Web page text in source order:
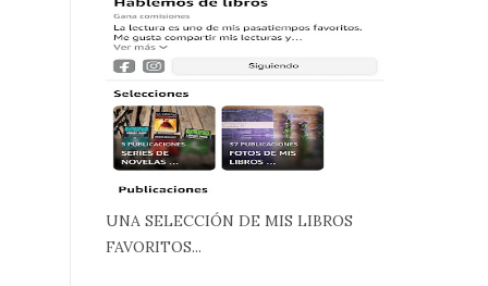
UNA SELECCIÓN DE MIS LIBROS
FAVORITOS...